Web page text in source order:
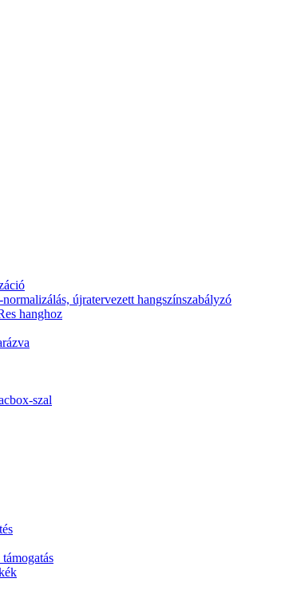
újratervezett hangszínszabályzó
hanghoz
szal